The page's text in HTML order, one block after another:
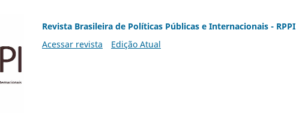
Revista Brasileira de Políticas Públicas e Internacionais - RPPI
Acessar revista
Edição Atual